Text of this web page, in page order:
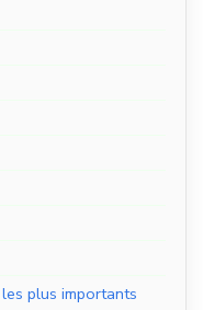
plus importants